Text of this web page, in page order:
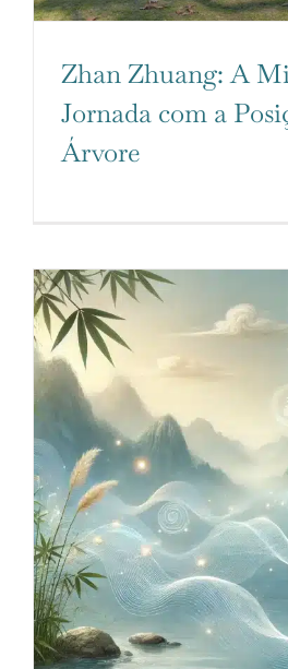
Zhan Zhuang: A
Jornada com a
Árvore